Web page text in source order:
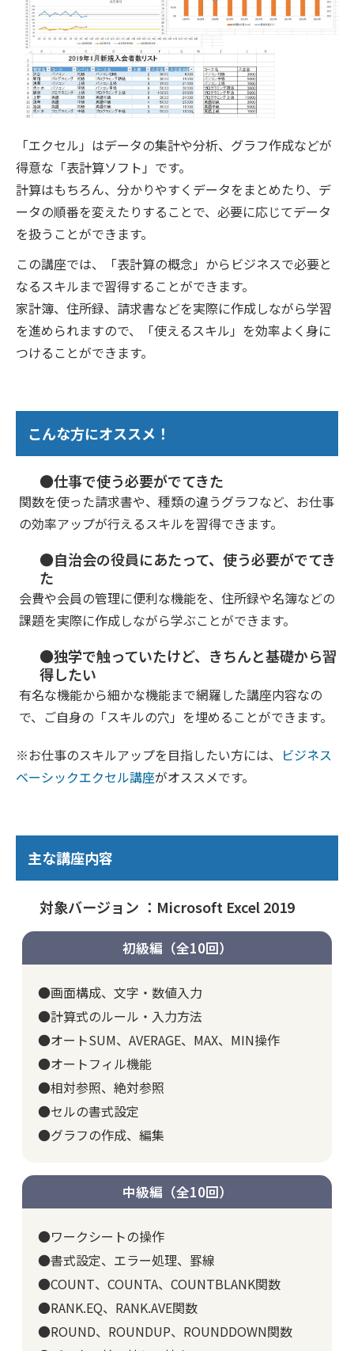
「エクセル」はデータの集計や分析、グラフ作成などが
得意な「表計算ソフト」です。
計算はもちろん、分かりやすくデータをまとめたり、デ
ータの順番を変えたりすることで、必要に応じてデータ
を扱うことができます。
この講座では、「表計算の概念」からビジネスで必要と
なるスキルまで習得することができます。
家計簿、住所録、請求書などを実際に作成しながら学習
を進められますので、「使えるスキル」を効率よく身に
つけることができます。
こんな方にオススメ！
●仕事で使う必要がでてきた
関数を使った請求書や、種類の違うグラフなど、お仕事
の効率アップが行えるスキルを習得できます。
●自治会の役員にあたって、使う必要がでてき
た
会費や会員の管理に便利な機能を、住所録や名簿などの
課題を実際に作成しながら学ぶことができます。
●独学で触っていたけど、きちんと基礎から習
得したい
有名な機能から細かな機能まで網羅した講座内容なの
で、ご自身の「スキルの穴」を埋めることができます。
※お仕事のスキルアップを目指したい方には、 ビジネス
ベーシックエクセル講座がオススメです。
主な講座内容
対象バージョン ：Microsoft Excel 2019
初級編（全10回）
●画面構成、文字・数値入力
●計算式のルール・入力方法
●オートSUM、AVERAGE、MAX、MIN操作
●オートフィル機能
●相対参照、絶対参照
●セルの書式設定
●グラフの作成、編集
中級編（全10回）
●ワークシートの操作
●書式設定、エラー処理、罫線
●COUNT、COUNTA、COUNTBLANK関数
●RANK.EQ、RANK.AVE関数
●ROUND、ROUNDUP、ROUNDDOWN関数